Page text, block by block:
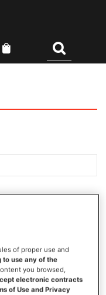
of proper use and
to use any of the
you browsed,
electronic contracts
of Use and Privacy